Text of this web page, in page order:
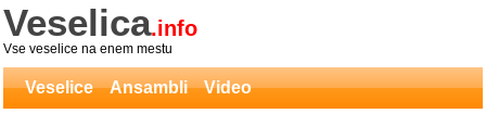
Veselica.info
Vse veselice na enem mestu
Veselice Ansambli Video